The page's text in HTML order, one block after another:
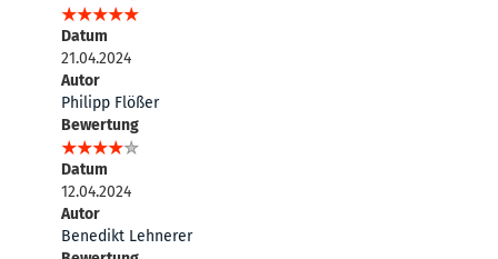
Datum
21.04.2024
Autor
Philipp Flößer
Bewertung
Datum
12.04.2024
Autor
Benedikt Lehnerer